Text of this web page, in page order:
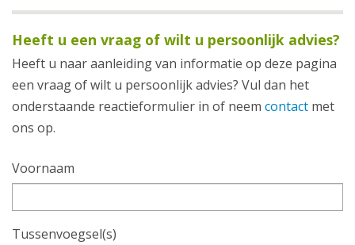
Heeft u een vraag of wilt u persoonlijk advies?
Heeft u naar aanleiding van informatie op deze pagina
een vraag of wilt u persoonlijk advies? Vul dan het
onderstaande reactieformulier in of neem contact met
ons op.
Voornaam
Tussenvoegsel(s)